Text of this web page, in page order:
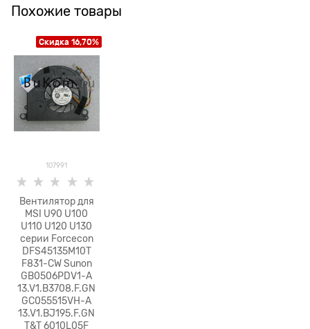
Похожие товары
107991
Скидка 16,70%
Вентилятор для
MSI U90 U100
U110 U120 U130
серии Forcecon
DFS45135M10T
F831-CW Sunon
GB0506PDV1-A
13.V1.B3708.F.GN
GC055515VH-A
13.V1.BJ195.F.GN
T&T 6010L05F